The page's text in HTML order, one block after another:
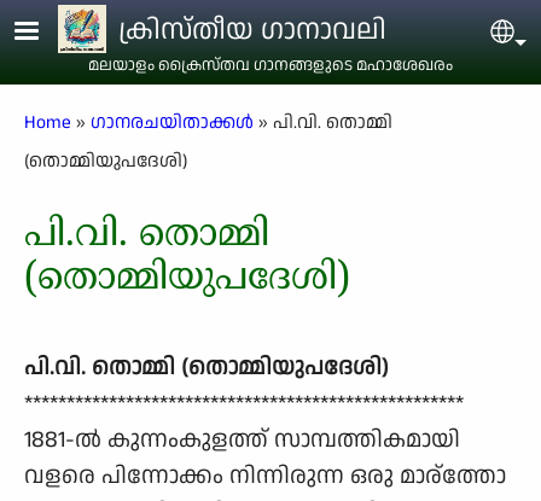
Skip to main contentക്രിസ്തീയ ഗാനാവലി
മലയാളം ക്രൈസ്തവ ഗാനങ്ങളുടെ മഹാശേഖരം
Breadcrumb
Home ഗാനരചയിതാക്കള്‍
പി.വി. തൊമ്മി
(തൊമ്മിയുപദേശി)
പി.വി. തൊമ്മി
(തൊമ്മിയുപദേശി)
പി.വി. തൊമ്മി (തൊമ്മിയുപദേശി)
****************************************************
1881-ല്‍ കുന്നംകുളത്ത് സാമ്പത്തികമായി
വളരെ പിന്നോക്കം നിന്നിരുന്ന ഒരു മാര്ത്തോ